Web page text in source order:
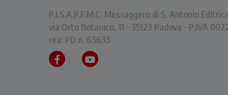
P.I.S.A.P.F.M.C. Messaggero di S. Antonio
via Orto Botanico, 11 - 35123 Padova - P.IVA
rea: PD n. 63633